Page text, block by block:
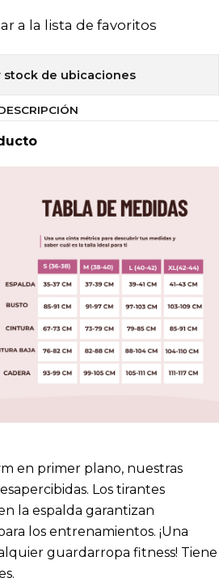
a la lista de favoritos
stock de ubicaciones
en primer plano, nuestras
Los tirantes
la espalda garantizan
los entrenamientos. ¡Una
guardarropa fitness! Tiene